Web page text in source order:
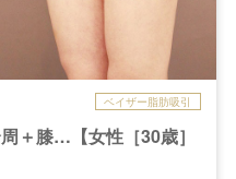
ベイザー脂肪吸引
＋膝…【女性［30歳］